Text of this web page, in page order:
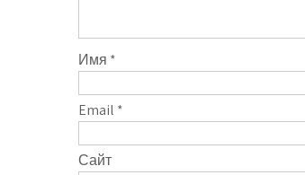
Имя *
Email *
Сайт